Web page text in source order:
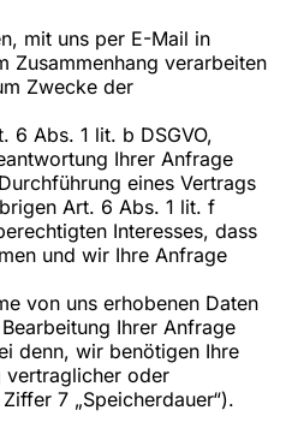
mit uns per E-Mail in
Zusammenhang verarbeiten
Zwecke der
6 Abs. 1 lit. b DSGVO,
Ihrer Anfrage
eines Vertrags
Art. 6 Abs. 1 lit. f
Interesses, dass
und wir Ihre Anfrage
von uns erhobenen Daten
Ihrer Anfrage
denn, wir benötigen Ihre
vertraglicher oder
7 „Speicherdauer“).